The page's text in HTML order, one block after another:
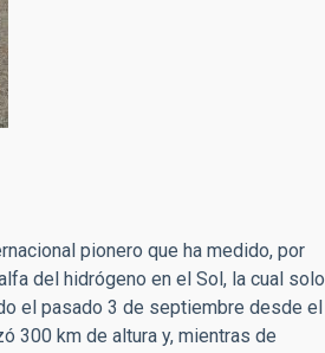
pionero que ha medido, por
del hidrógeno en el Sol, la cual solo
el pasado 3 de septiembre desde el
300 km de altura y, mientras de